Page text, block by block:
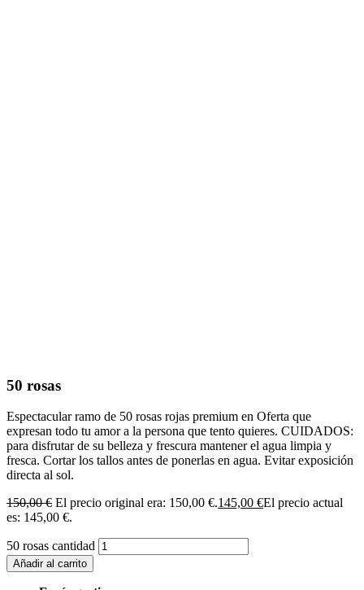
50 rosas
Espectacular ramo de 50 rosas rojas premium en Oferta que
expresan todo tu amor a la persona que tento quieres. CUIDADOS:
para disfrutar de su belleza y frescura mantener el agua limpia y
fresca. Cortar los tallos antes de ponerlas en agua. Evitar exposición
directa al sol.
150,00€ El precio original era: 150,00 €.145,00 €El precio actual
es: 145,00 €.
50 rosas cantidad
Añadir al carrito